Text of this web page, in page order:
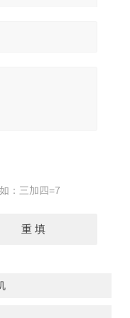
：三加四=7